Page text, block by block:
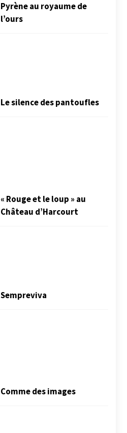
Pyrène au royaume de
l’ours
Le silence des pantoufles
« Rouge et le loup » au
Château d’Harcourt
Sempreviva
Comme des images